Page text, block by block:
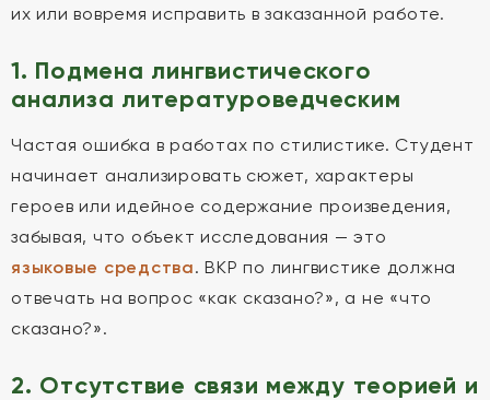
их или вовремя исправить в заказанной работе.
1. Подмена лингвистического
анализа литературоведческим
Частая ошибка в работах по стилистике. Студент
начинает анализировать сюжет, характеры
героев или идейное содержание произведения,
забывая, что объект исследования — это
языковые средства. ВКР по лингвистике должна
отвечать на вопрос «как сказано?», а не «что
сказано?».
2. Отсутствие связи между теорией и